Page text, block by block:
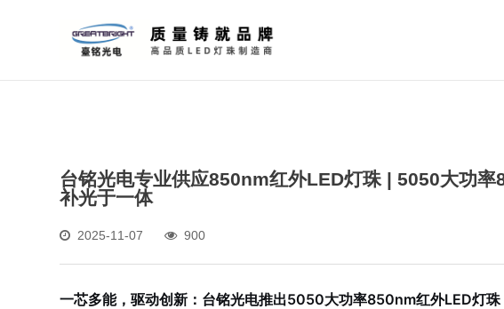
台铭光电专业供应850nm红外LED灯珠 | 5050大功
补光于一体
2025-11-07 900
一芯多能，驱动创新：台铭光电推出5050大功率850nm红外LED灯珠